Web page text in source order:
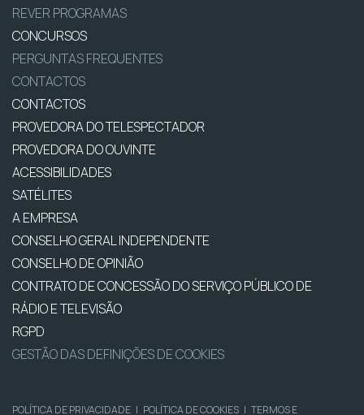
REVER PROGRAMAS
CONCURSOS
PERGUNTAS FREQUENTES
CONTACTOS
CONTACTOS
PROVEDORA DO TELESPECTADOR
PROVEDORA DO OUVINTE
ACESSIBILIDADES
SATÉLITES
A EMPRESA
CONSELHO GERAL INDEPENDENTE
CONSELHO DE OPINIÃO
CONTRATO DE CONCESSÃO DO SERVIÇO PÚBLICO DE
RÁDIO E TELEVISÃO
RGPD
GESTÃO DAS DEFINIÇÕES DE COOKIES
POLÍTICA DE PRIVACIDADE | POLÍTICA DE COOKIES | TERMOS E